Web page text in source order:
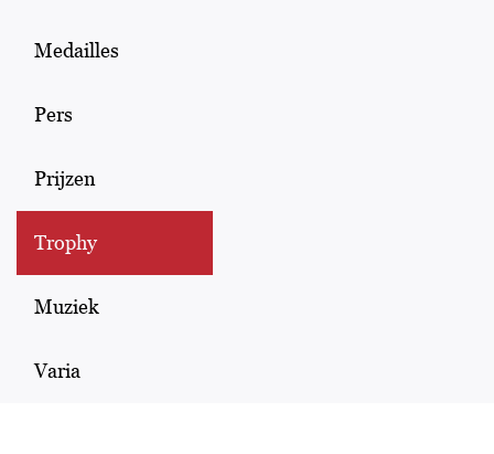
Medailles
Pers
Prijzen
Trophy
Muziek
Varia